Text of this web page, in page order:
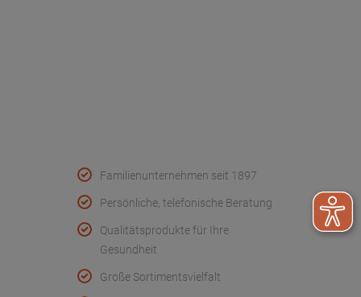
Familienunternehmen seit 1897
Persönliche, telefonische Beratung
Qualitätsprodukte für Ihre
Gesundheit
Große Sortimentsvielfalt